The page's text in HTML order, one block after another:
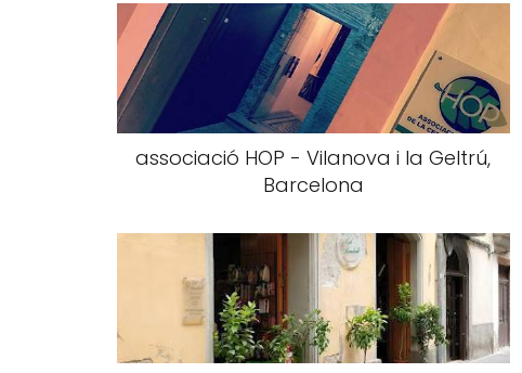
associació HOP - Vilanova i la Geltrú,
Barcelona